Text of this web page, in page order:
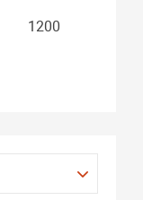
1200